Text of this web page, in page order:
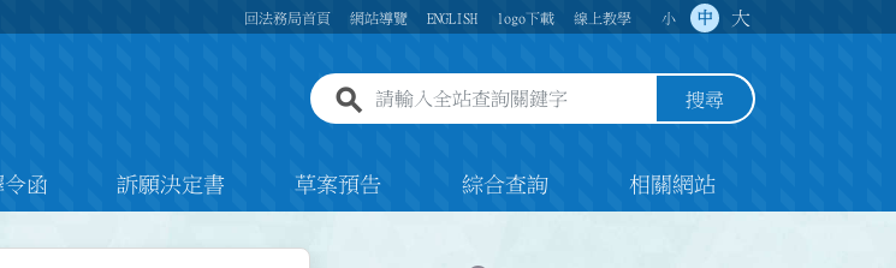
回法務局首頁 網站導覽 ENGLISH logo下載 線上教學 小 中 大
全站查詢關鍵字欄位 搜尋
令函 訴願決定書 草案預告 綜合查詢 相關網站